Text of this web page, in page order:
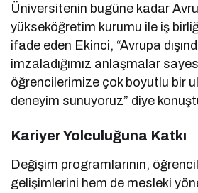
Üniversitenin bugüne kadar
yükseköğretim kurumu ile iş
ifade eden Ekinci, “Avrupa
imzaladığımız anlaşmalar
öğrencilerimize çok boyutlu bir
deneyim sunuyoruz” diye
Kariyer Yolculuğuna Katkı
Değişim programlarının,
gelişimlerini hem de mesleki